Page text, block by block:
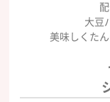
大豆
美味しくた